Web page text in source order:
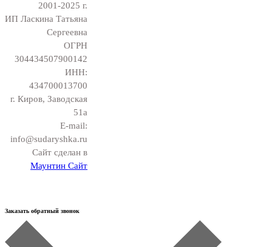
2001-2025 г.
ИП Ласкина Татьяна
Сергеевна
ОГРН
304434507900142
ИНН:
434700013700
г. Киров, Заводская
51а
E-mail:
info@sudaryshka.ru
Сайт сделан в
Маунтин Сайт
Заказать обратный звонок